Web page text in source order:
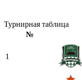
Турнирная таблица
№
1